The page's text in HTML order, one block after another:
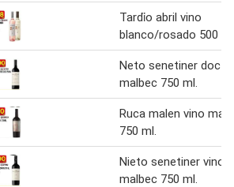
Tardi̇o abril vino
blanco/rosado 500 ml
Neto senetiner doc
malbec 750 ml.
Ruca malen vino
750 ml.
Nieto senetiner vino
malbec 750 ml.